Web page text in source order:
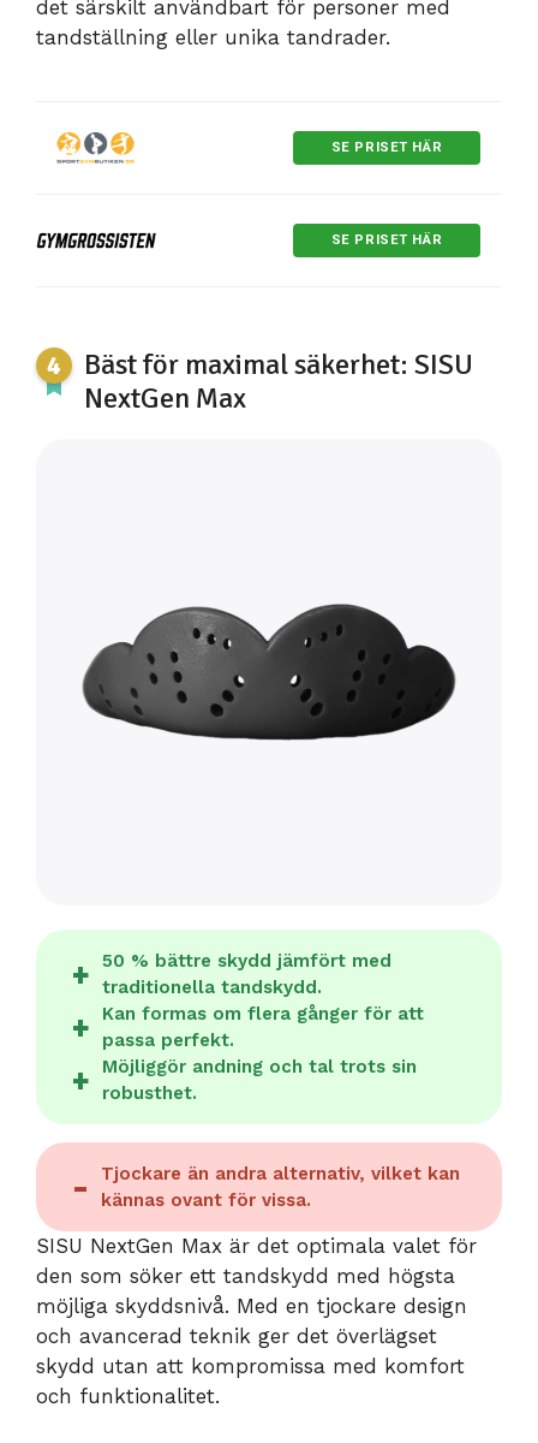
det särskilt användbart för personer med
tandställning eller unika tandrader.
SE PRISET HÄR
SE PRISET HÄR
Bäst för maximal säkerhet: SISU
NextGen Max
50 % bättre skydd jämfört med
traditionella tandskydd.
Kan formas om flera gånger för att
passa perfekt.
Möjliggör andning och tal trots sin
robusthet.
Tjockare än andra alternativ, vilket kan
kännas ovant för vissa.
SISU NextGen Max är det optimala valet för
den som söker ett tandskydd med högsta
möjliga skyddsnivå. Med en tjockare design
och avancerad teknik ger det överlägset
skydd utan att kompromissa med komfort
och funktionalitet.